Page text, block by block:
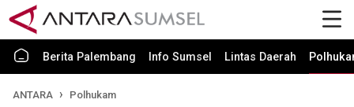
Berita Palembang Info Sumsel Lintas Daerah
ANTARA Polhukam